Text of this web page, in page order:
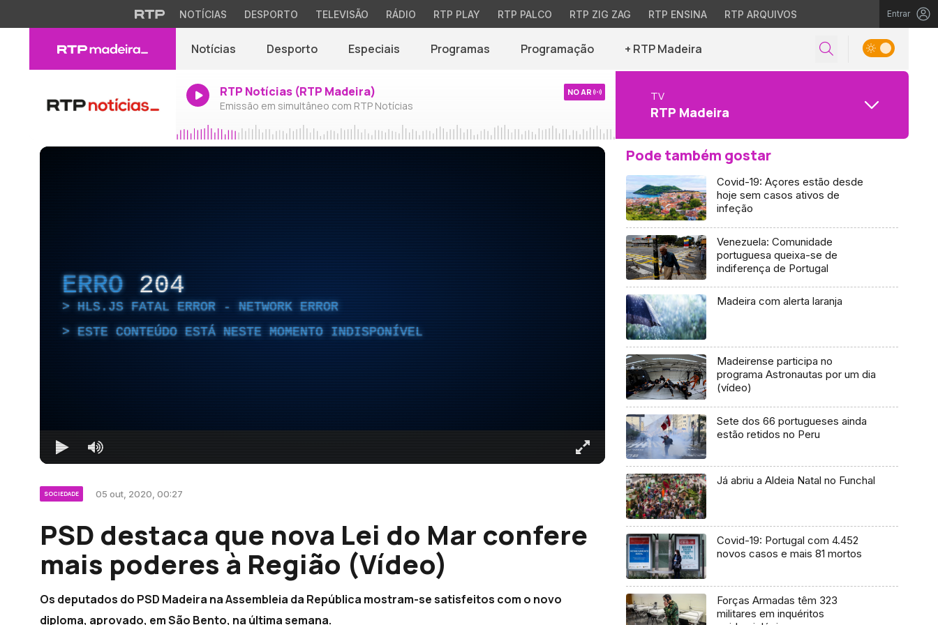
NOTÍCIAS DESPORTO TELEVISÃO RÁDIO RTP PLAY RTP PALCO RTP ZIG ZAG RTP ENSINA RTP ARQUIVOS Entrar
Notícias Desporto Especiais Programas Programação + RTP Madeira
RTP Notícias (RTP Madeira)
Emissão em simultâneo com RTP Notícias
NO AR TV
RTP Madeira
ERRO 204
HLS.JS FATAL ERROR - NETWORK ERROR
ESTE CONTEÚDO ESTÁ NESTE MOMENTO INDISPONÍVEL
SOCIEDADE 05 out, 2020, 00:27
PSD destaca que nova Lei do Mar confere
mais poderes à Região (Vídeo)
Os deputados do PSD Madeira na Assembleia da República mostram-se satisfeitos com o novo
diploma, aprovado, em São Bento, na última semana.
Pode também gostar
Covid-19: Açores estão desde
hoje sem casos ativos de
infeção
Venezuela: Comunidade
portuguesa queixa-se de
indiferença de Portugal
Madeira com alerta laranja
Madeirense participa no
programa Astronautas por um dia
(vídeo)
Sete dos 66 portugueses ainda
estão retidos no Peru
Já abriu a Aldeia Natal no Funchal
Covid-19: Portugal com 4.452
novos casos e mais 81 mortos
Forças Armadas têm 323
militares em inquéritos